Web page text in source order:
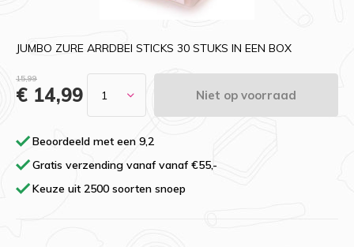
JUMBO ZURE ARRDBEI STICKS 30 STUKS IN EEN BOX
15,99
€ 14,99 Niet op voorraad
Beoordeeld met een 9,2
Gratis verzending vanaf vanaf €55,-
Keuze uit 2500 soorten snoep